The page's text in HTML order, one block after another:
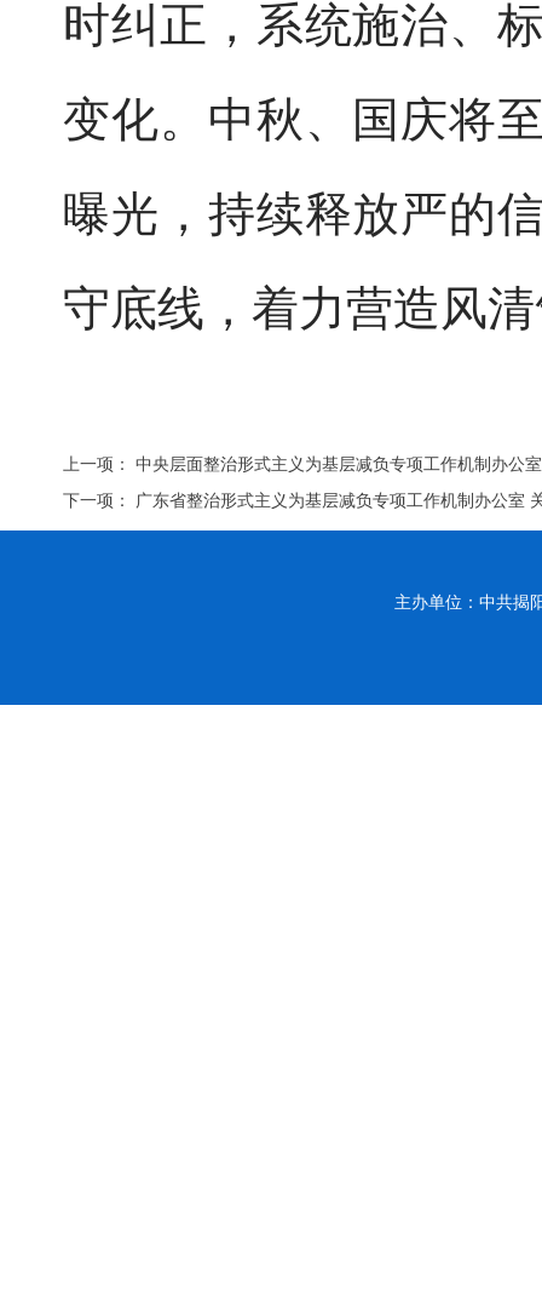
时纠正，系统施治、
变化。中秋、国庆将
曝光，持续释放严的
守底线，着力营造风
上一项：中央层面整治形式主义为基层减负专项工作机制办公
下一项：
广东省整治形式主义为基层减负专项工作机制办公室
主办单位：中共揭